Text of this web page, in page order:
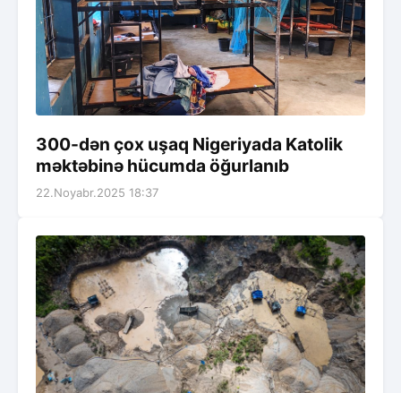
300-dən çox uşaq Nigeriyada Katolik
məktəbinə hücumda öğurlanıb
22.Noyabr.2025 18:37